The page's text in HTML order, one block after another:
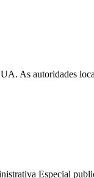
As autoridades
Especial